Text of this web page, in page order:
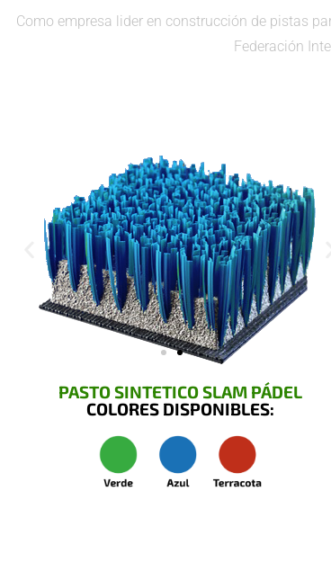
Como empresa lider en construcción de pistas
Federación
PASTO SINTETICO SLAM PÁDEL
COLORES DISPONIBLES: